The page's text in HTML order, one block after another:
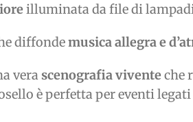
illuminata da file di
diffondemusica allegra e
verascenografia vivente che
è perfetta per eventi